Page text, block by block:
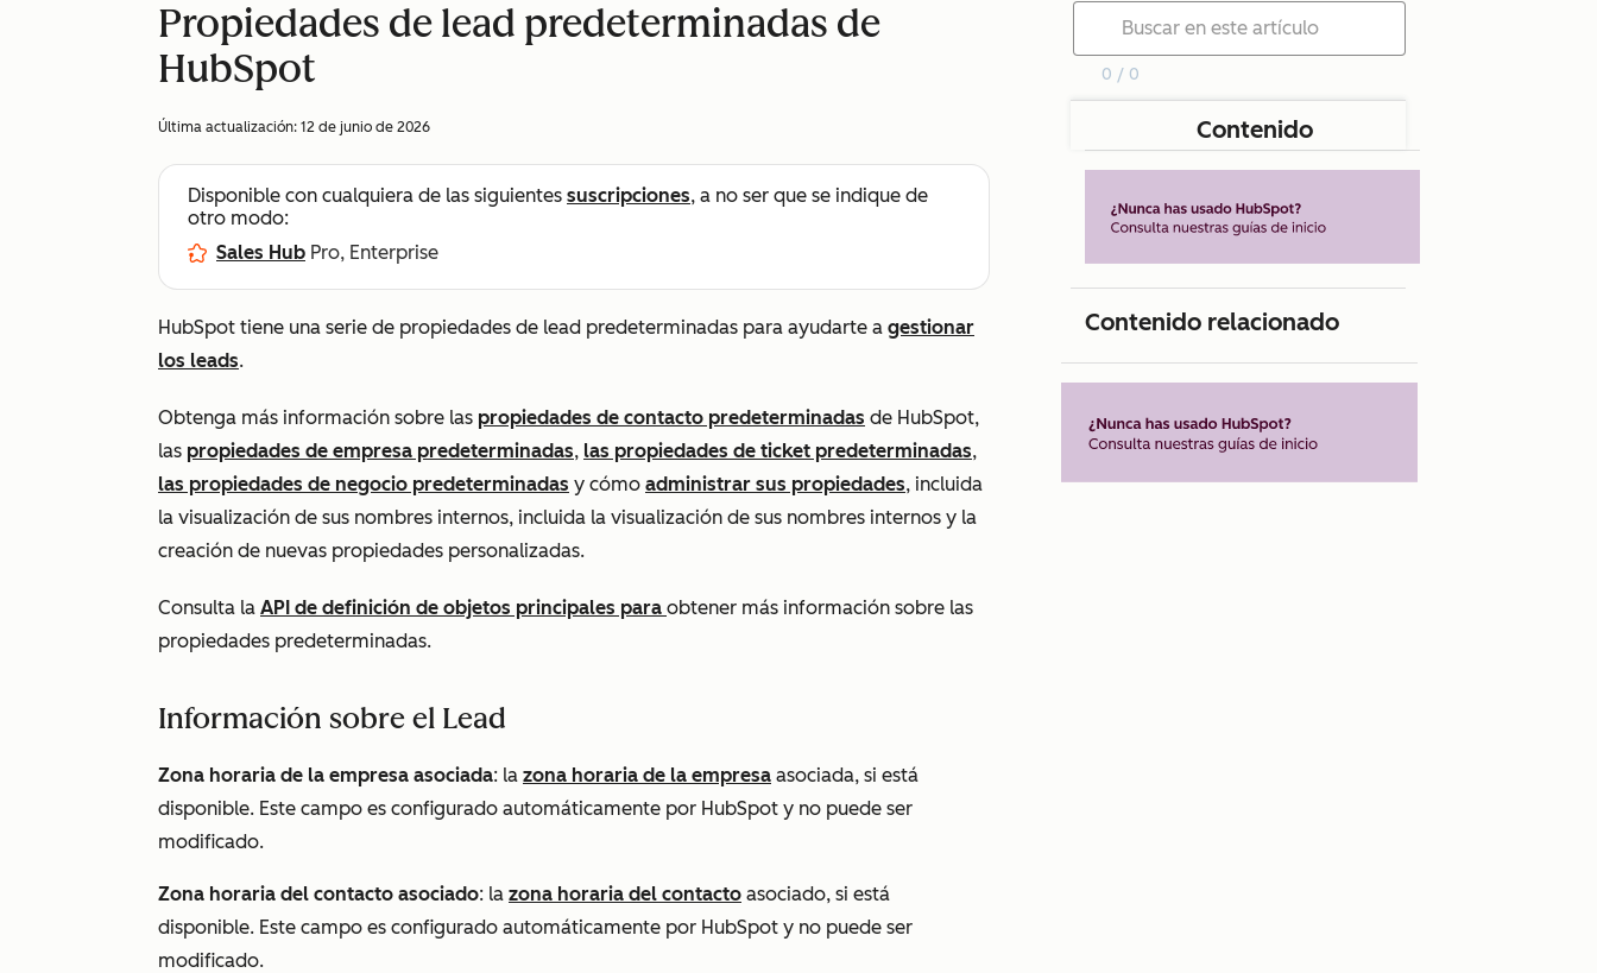
Propiedades de lead predeterminadas de
HubSpot
Última actualización: 12 de junio de 2026
Disponible con cualquiera de las siguientes suscripciones, a no ser que se indique de
otro modo:
Sales Hub Pro, Enterprise
HubSpot tiene una serie de propiedades de lead predeterminadas para ayudarte a gestionar
los leads.
Obtenga más información sobre las propiedades de contacto predeterminadas de HubSpot,
las propiedades de empresa predeterminadas, las propiedades de ticket predeterminadas,
las propiedades de negocio predeterminadas y cómo administrar sus propiedades, incluida
la visualización de sus nombres internos, incluida la visualización de sus nombres internos y la
creación de nuevas propiedades personalizadas.
Consulta la API de definición de objetos principales para obtener más información sobre las
propiedades predeterminadas.
Información sobre el Lead
Zona horaria de la empresa asociada: la zona horaria de la empresa asociada, si está
disponible. Este campo es configurado automáticamente por HubSpot y no puede ser
modificado.
Zona horaria del contacto asociado: la zona horaria del contacto asociado, si está
disponible. Este campo es configurado automáticamente por HubSpot y no puede ser
modificado.
0 / 0
Contenido
Contenido relacionado